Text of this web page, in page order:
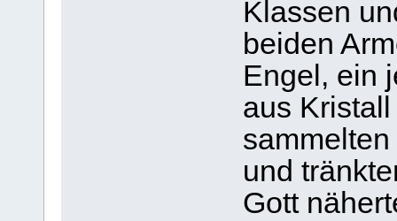
Klassen
beiden
Engel, ein
aus
und
Gott